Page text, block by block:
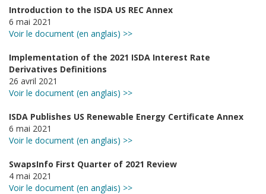
Introduction to the ISDA US REC Annex
6 mai 2021
Voir le document (en anglais) >>
Implementation of the 2021 ISDA Interest Rate
Derivatives Definitions
26 avril 2021
Voir le document (en anglais) >>
ISDA Publishes US Renewable Energy Certificate Annex
6 mai 2021
Voir le document (en anglais) >>
SwapsInfo First Quarter of 2021 Review
4 mai 2021
Voir le document (en anglais) >>